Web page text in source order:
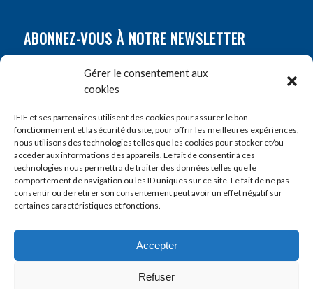
Gérer le consentement aux
cookies
IEIF et ses partenaires utilisent des cookies pour assurer le bon
fonctionnement et la sécurité du site, pour offrir les meilleures expériences,
nous utilisons des technologies telles que les cookies pour stocker et/ou
accéder aux informations des appareils. Le fait de consentir à ces
technologies nous permettra de traiter des données telles que le
comportement de navigation ou les ID uniques sur ce site. Le fait de ne pas
consentir ou de retirer son consentement peut avoir un effet négatif sur
certaines caractéristiques et fonctions.
Accepter
Refuser
ABONNEZ-VOUS À NOTRE NEWSLETTER
Prénom*
E-mail*